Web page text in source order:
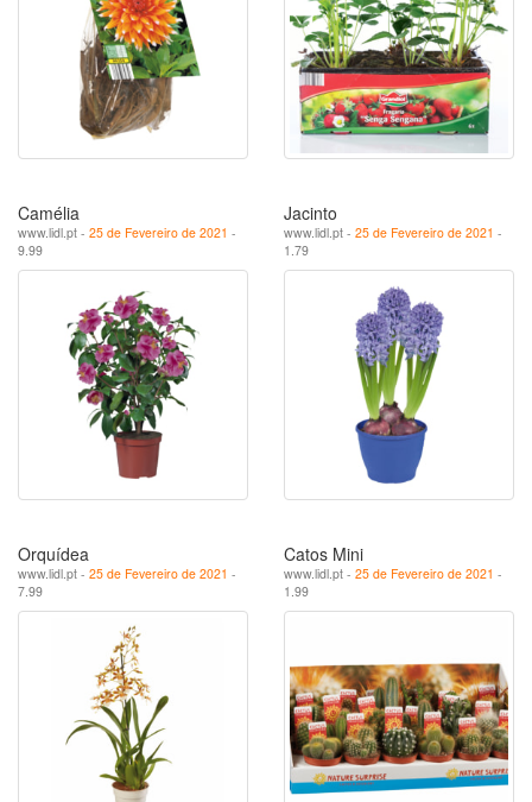
Camélia
www.lidl.pt - 25 de Fevereiro de 2021 -
9.99
Jacinto
www.lidl.pt - 25 de Fevereiro de 2021 -
1.79
Orquídea
www.lidl.pt - 25 de Fevereiro de 2021 -
7.99
Catos Mini
www.lidl.pt - 25 de Fevereiro de 2021 -
1.99